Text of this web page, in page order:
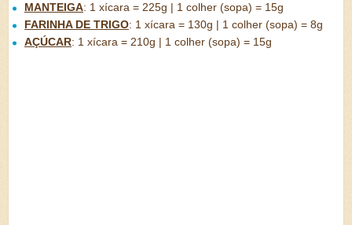
MANTEIGA: 1 xícara = 225g | 1 colher (sopa) = 15g
FARINHA DE TRIGO: 1 xícara = 130g | 1 colher (sopa) = 8g
AÇÚCAR: 1 xícara = 210g | 1 colher (sopa) = 15g